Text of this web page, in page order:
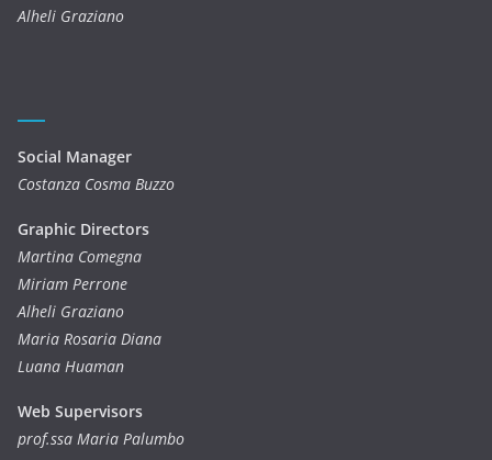
Alheli Graziano
Social Manager
Costanza Cosma Buzzo
Graphic Directors
Martina Comegna
Miriam Perrone
Alheli Graziano
Maria Rosaria Diana
Luana Huaman
Web Supervisors
prof.ssa Maria Palumbo